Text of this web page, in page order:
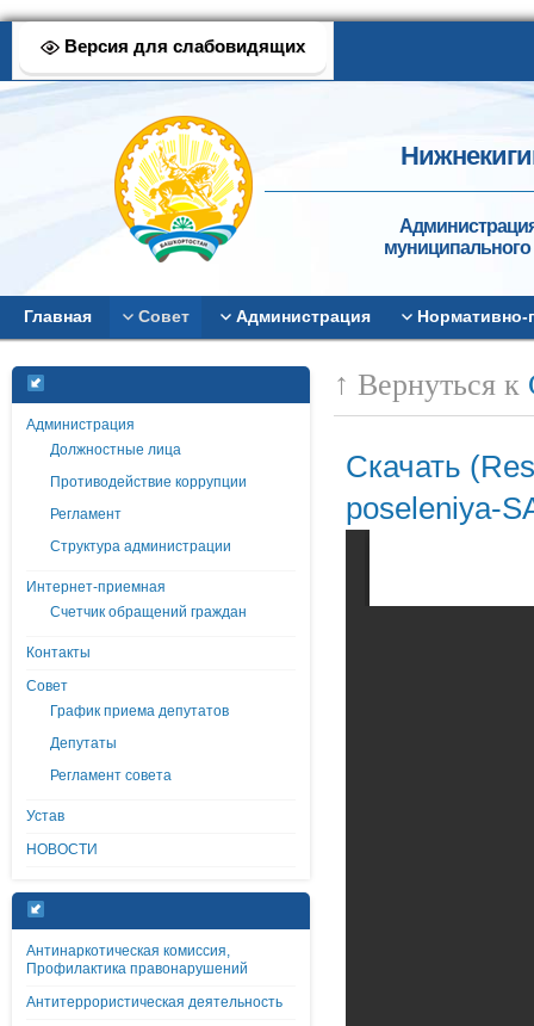
Версия для слабовидящих
муниципального
Главная Совет Администрация
Администрация
Должностные лица
Противодействие коррупции
Регламент
Структура администрации
Интернет-приемная
Счетчик обращений граждан
Контакты
Совет
График приема депутатов
Депутаты
Регламент совета
Устав
НОВОСТИ
Антинаркотическая комиссия,
Профилактика правонарушений
Антитеррористическая деятельность
↑ Вернуться к
Скачать
poseleniya-